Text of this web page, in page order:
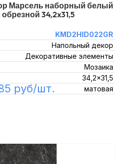
Марсель наборный белый
34,2x31,5
KMD2HID022GR
Напольный декор
Декоративные элементы
Мозаика
34,2x31,5
матовая
руб/шт.